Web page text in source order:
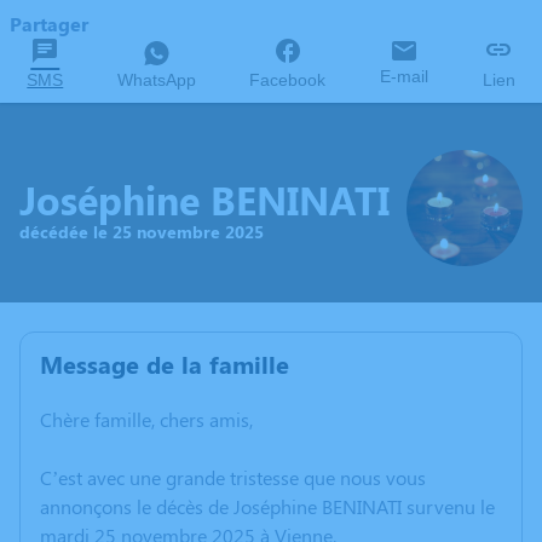
Partager
SMS WhatsApp Facebook E-mail Lien
Joséphine BENINATI
décédée le 25 novembre 2025
Message de la famille
Chère famille, chers amis,
C’est avec une grande tristesse que nous vous
annonçons le décès de Joséphine BENINATI survenu le
mardi 25 novembre 2025 à Vienne.